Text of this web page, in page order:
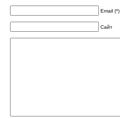
Email (*)
Сайт